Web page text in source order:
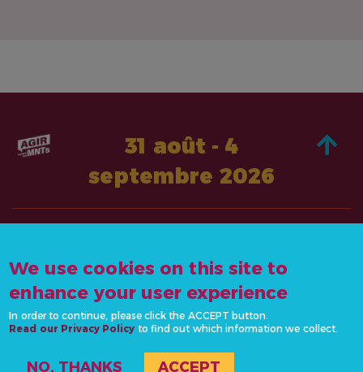
31 août - 4
septembre 2026
CONTACTEZ-
NOUS
info@actonncds.org
www.ncdalliance.org
AGISSEZ
ACTUALITÉS &
RESSOURCES
RESSOURCES
We use cookies on this site to
enhance your user experience
In order to continue, please click the ACCEPT button.
Read our Privacy Policy to find out which information we collect.
NO, THANKS ACCEPT